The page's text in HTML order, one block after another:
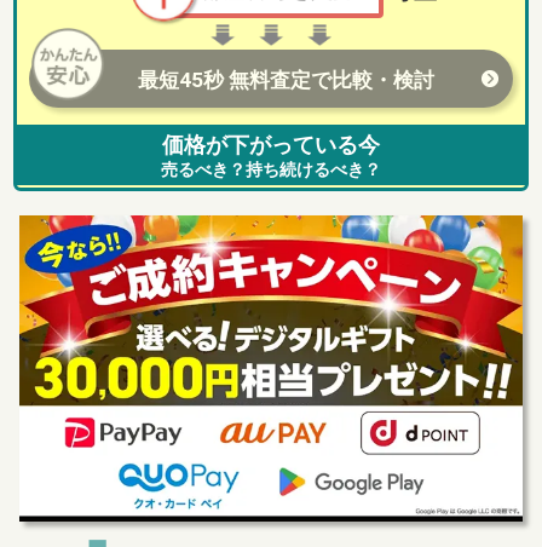
最短45秒 無料査定で比較・検討
価格が下がっている今
売るべき？持ち続けるべき？